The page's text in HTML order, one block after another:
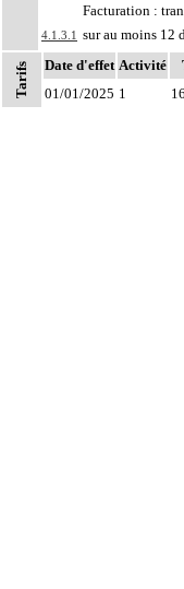
4.1.3.1
Facturation :
sur au moins 12
l'échographie du
4.1.3.1
À l'exclusion de :
Tarifs Date d'effet Activité
01/01/2025 1